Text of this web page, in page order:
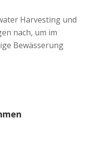
Harvesting und
nach, um im
Bewässerung